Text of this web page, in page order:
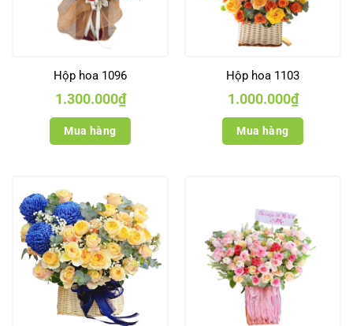
Hộp hoa 1096
1.300.000₫
Mua hàng
Hộp hoa 1103
1.000.000₫
Mua hàng